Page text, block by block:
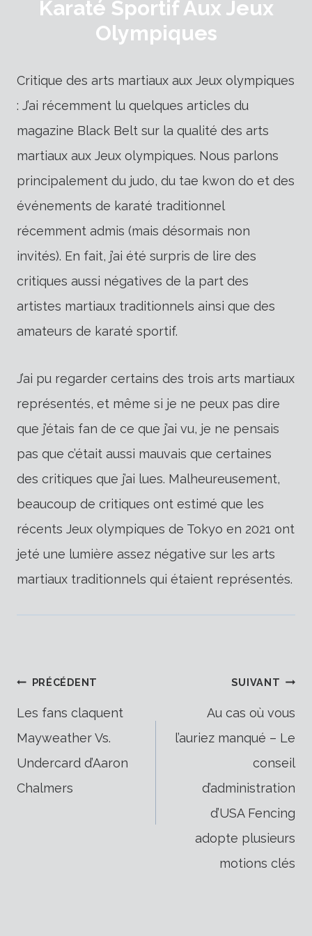
Karaté Sportif Aux Jeux
Olympiques
Critique des arts martiaux aux Jeux olympiques
: J’ai récemment lu quelques articles du
magazine Black Belt sur la qualité des arts
martiaux aux Jeux olympiques. Nous parlons
principalement du judo, du tae kwon do et des
événements de karaté traditionnel
récemment admis (mais désormais non
invités). En fait, j’ai été surpris de lire des
critiques aussi négatives de la part des
artistes martiaux traditionnels ainsi que des
amateurs de karaté sportif.
J’ai pu regarder certains des trois arts martiaux
représentés, et même si je ne peux pas dire
que j’étais fan de ce que j’ai vu, je ne pensais
pas que c’était aussi mauvais que certaines
des critiques que j’ai lues. Malheureusement,
beaucoup de critiques ont estimé que les
récents Jeux olympiques de Tokyo en 2021 ont
jeté une lumière assez négative sur les arts
martiaux traditionnels qui étaient représentés.
Navigation
de
l’article
PRÉCÉDENT
Les fans claquent
Mayweather Vs.
Undercard d’Aaron
Chalmers
SUIVANT
Au cas où vous
l’auriez manqué – Le
conseil
d’administration
d’USA Fencing
adopte plusieurs
motions clés